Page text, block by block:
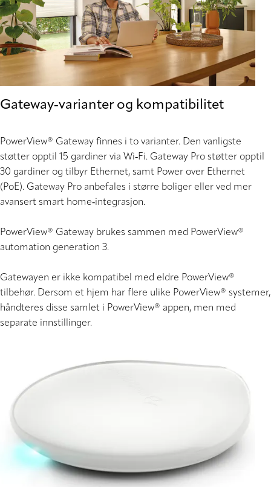
Gateway‑varianter og kompatibilitet
PowerView® Gateway finnes i to varianter. Den vanligste
støtter opptil 15 gardiner via Wi‑Fi. Gateway Pro støtter opptil
30 gardiner og tilbyr Ethernet, samt Power over Ethernet
(PoE). Gateway Pro anbefales i større boliger eller ved mer
avansert smart home‑integrasjon.
PowerView® Gateway brukes sammen med PowerView®
automation generation 3.
Gatewayen er ikke kompatibel med eldre PowerView®
tilbehør. Dersom et hjem har flere ulike PowerView® systemer,
håndteres disse samlet i PowerView® appen, men med
separate innstillinger.